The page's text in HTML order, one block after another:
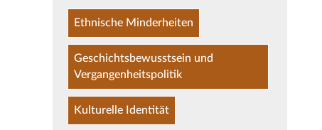
Ethnische Minderheiten
Geschichtsbewusstsein und
Vergangenheitspolitik
Kulturelle Identität